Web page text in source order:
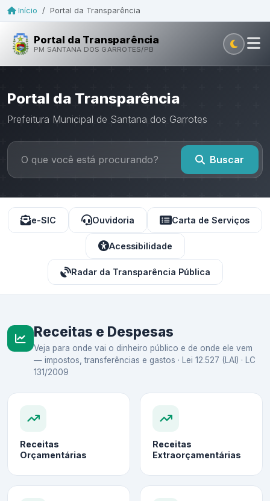
Início / Portal da Transparência
Portal da Transparência
PM SANTANA DOS GARROTES/PB
Portal da Transparência
Prefeitura Municipal de Santana dos Garrotes
Buscar
e-SIC Ouvidoria Carta de Serviços
Acessibilidade
Radar da Transparência Pública
Receitas e Despesas
Veja para onde vai o dinheiro público e de onde ele vem
— impostos, transferências e gastos · Lei 12.527 (LAI) · LC
131/2009
Receitas
Orçamentárias
Receitas
Extraorçamentárias